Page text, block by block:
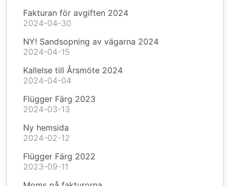
Fakturan för avgiften 2024
2024-04-30
NY! Sandsopning av vägarna 2024
2024-04-15
Kallelse till Årsmöte 2024
2024-04-04
Flügger Färg 2023
2024-03-13
Ny hemsida
2024-02-12
Flügger Färg 2022
2023-09-11